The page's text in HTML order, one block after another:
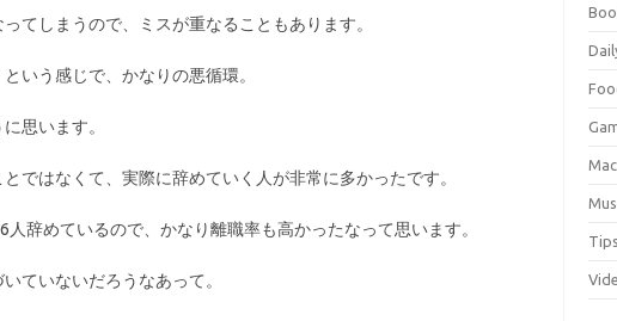
てしまうので、ミスが重なることもあります。
いう感じで、かなりの悪循環。
思います。
ではなくて、実際に辞めていく人が非常に多かったです。
辞めているので、かなり離職率も高かったなって思います。
ていないだろうなあって。
Mac
Tips